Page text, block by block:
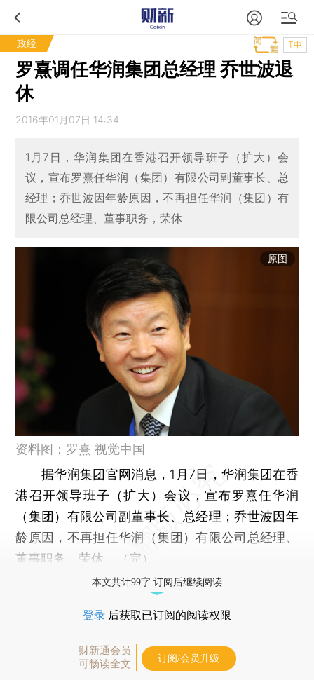
政经 T中
罗熹调任华润集团总经理 乔世波退
休
2016年01月07日 14:34
1月7日，华润集团在香港召开领导班子（扩大）会
议，宣布罗熹任华润（集团）有限公司副董事长、总
经理；乔世波因年龄原因，不再担任华润（集团）有
限公司总经理、董事职务，荣休
原图
资料图：罗熹 视觉中国
据华润集团官网消息，1月7日，华润集团在香
港召开领导班子（扩大）会议，宣布罗熹任华润
（集团）有限公司副董事长、总经理；乔世波因年
龄原因，不再担任华润（集团）有限公司总经理、
董事职务，荣休。（完）
本文共计99字 订阅后继续阅读
登录 后获取已订阅的阅读权限
财新通会员
可畅读全文
订阅/会员升级